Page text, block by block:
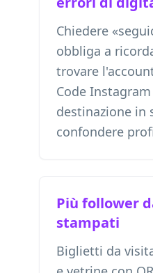
Chiedere
obbliga a
trovare
Code
destinazione in
confondere
Più follower
stampati
Biglietti da